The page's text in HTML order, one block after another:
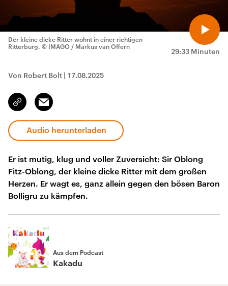
29:33 Minuten
Der kleine dicke Ritter wohnt in einer richtigen
Ritterburg. © IMAGO / Markus van Offern
Von Robert Bolt | 17.08.2025
Link
kopieren/teilen
Email
Audio herunterladen
Er ist mutig, klug und voller Zuversicht: Sir Oblong
Fitz-Oblong, der kleine dicke Ritter mit dem großen
Herzen. Er wagt es, ganz allein gegen den bösen Baron
Bolligru zu kämpfen.
Aus dem Podcast
Kakadu